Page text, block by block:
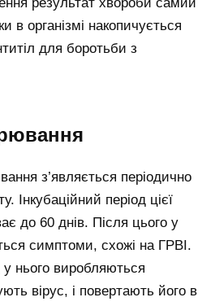
в організмі накопичується
для боротьби з
з’являється періодично
Інкубаційний період цієї
до 60 днів. Після цього у
симптоми, схожі на ГРВІ.
нього виробляються
вірус, і повертають його в